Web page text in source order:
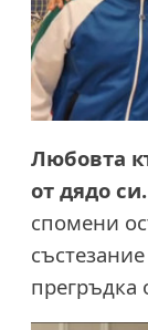
Любовта
от дядо си.
спомени
прегръдка